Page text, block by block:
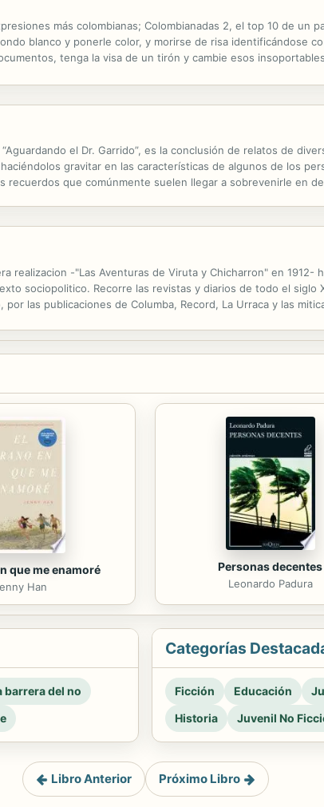
más colombianas; Colombianadas 2, el top 10 de un
blanco y ponerle color, y morirse de risa identificándose
tenga la visa de un tirón y cambie esos
el Dr. Garrido”, es la conclusión de relatos de
gravitar en las características de algunos de los
recuerdos que comúnmente suelen llegar a sobrevenirle en
realizacion -"Las Aventuras de Viruta y Chicharron" en 1912-
sociopolitico. Recorre las revistas y diarios de todo el siglo
las publicaciones de Columba, Record, La Urraca y las
que me enamoré
Han
Personas decentes
Leonardo Padura
barrera del no
Categorías
Ficción Educación
Historia
Juvenil No
Libro Anterior Próximo Libro